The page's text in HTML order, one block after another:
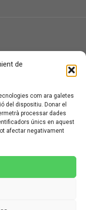
de
com ara galetes
del dispositiu. Donar el
processar dades
únics en aquest
afectar negativament